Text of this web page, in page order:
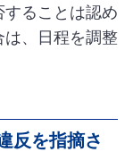
ることは認め
は、日程を調整
反を指摘さ